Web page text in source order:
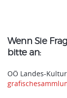
Wenn Sie
bitte an:
OÖ Landes-